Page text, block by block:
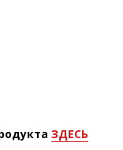
ЗДЕСЬ